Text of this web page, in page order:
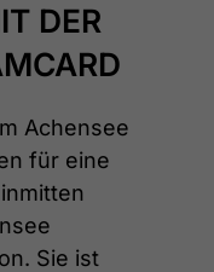
DER
Achensee
für eine
Sie ist